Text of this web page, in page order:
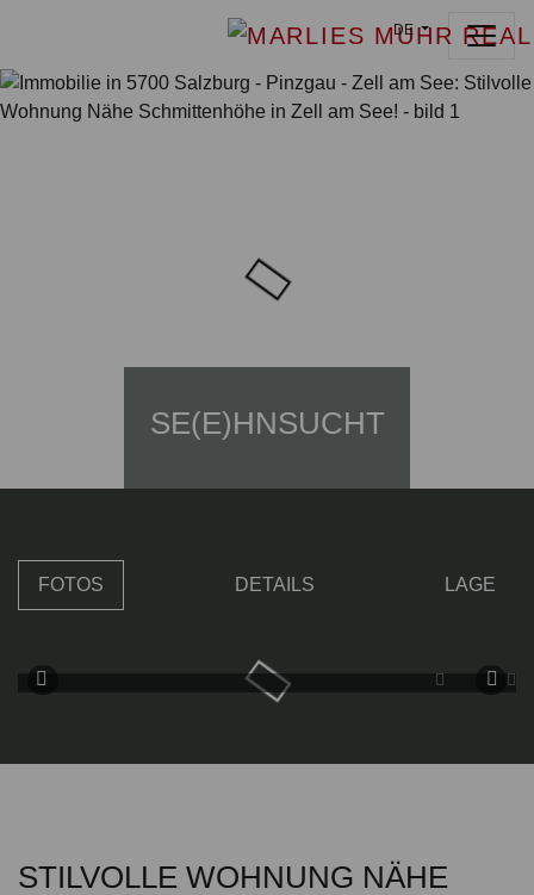
DE
SE(E)HNSUCHT
FOTOS DETAILS LAGE
STILVOLLE WOHNUNG NÄHE